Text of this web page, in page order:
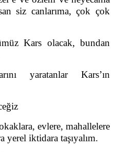
siz canlarıma, çok çok
Kars olacak, bundan
yaratanlar Kars’ın
evlere, mahallelere
yerel iktidara taşıyalım.